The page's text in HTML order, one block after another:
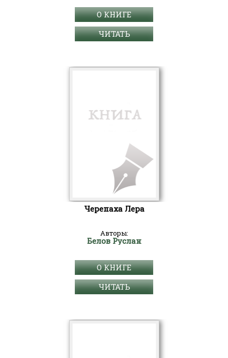
О КНИГЕ
ЧИТАТЬ
Черепаха Лера
Авторы:
Белов Руслан
О КНИГЕ
ЧИТАТЬ